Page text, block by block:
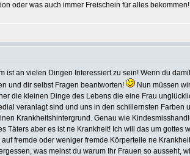
oder was auch immer Freischein für alles
ist an vielen Dingen Interessiert zu sein! Wenn du
und dir selbst Fragen beantworten!
Nun müssen
die kleinen Dinge des Lebens die eine Frau
veranlagt sind und uns in den schillernsten Farben
Krankheitshintergrund. Genau wie
Täters aber es ist ne Krankheit! Ich will das um gottes
fremde oder weniger fremde Körperteile ne
was meinst du warum Ihr Frauen so ausseht,